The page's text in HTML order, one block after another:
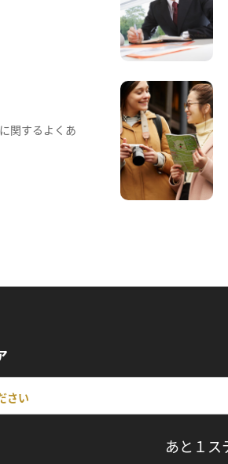
関するよくあ
あと１ス